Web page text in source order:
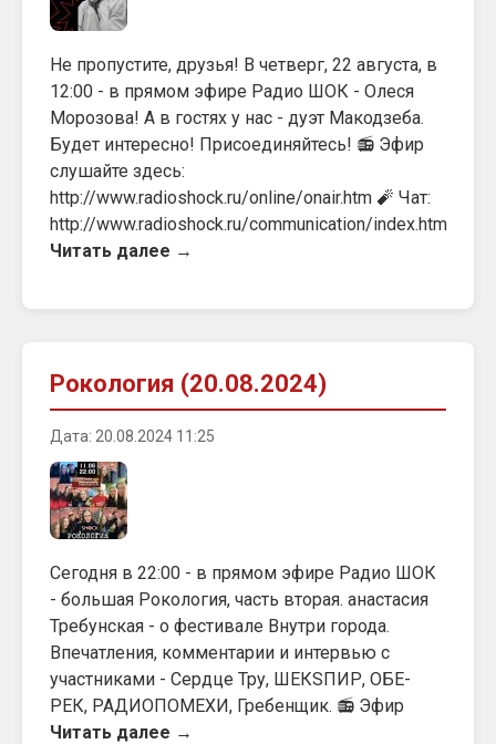
Не пропустите, друзья! В четверг, 22 августа, в
12:00 - в прямом эфире Радио ШОК - Олеся
Морозова! А в гостях у нас - дуэт Макодзеба.
Будет интересно! Присоединяйтесь! 📻 Эфир
слушайте здесь:
http://www.radioshock.ru/online/onair.htm 🧨 Чат:
http://www.radioshock.ru/communication/index.htm
Читать далее →
Рoкология (20.08.2024)
Дата: 20.08.2024 11:25
Сегодня в 22:00 - в прямом эфире Радио ШОК
- большая Рокология, часть вторая. анастасия
Требунская - о фестивале Внутри города.
Впечатления, комментарии и интервью с
участниками - Сердце Тру, ШЕКSПИР, ОБЕ-
РЕК, РАДИОПОМЕХИ, Гребенщик. 📻 Эфир
Читать далее →